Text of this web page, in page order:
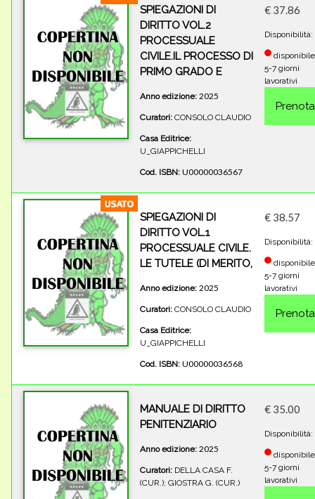
SPIEGAZIONI DI
DIRITTO VOL.2
PROCESSUALE
CIVILE.IL PROCESSO DI
PRIMO GRADO E
Anno edizione: 2025
Curatori: CONSOLO CLAUDIO
Casa Editrice:
U_GIAPPICHELLI
Cod. ISBN: U00000036567
€ 37.86
Disponibilità:
5-7 giorni
lavorativi
SPIEGAZIONI DI
DIRITTO VOL.1
PROCESSUALE CIVILE.
LE TUTELE (DI MERITO,
Anno edizione: 2025
Curatori: CONSOLO CLAUDIO
Casa Editrice:
U_GIAPPICHELLI
Cod. ISBN: U00000036568
€ 38.57
Disponibilità:
5-7 giorni
lavorativi
MANUALE DI DIRITTO
PENITENZIARIO
Anno edizione: 2025
Curatori: DELLA CASA F.
(CUR.); GIOSTRA G. (CUR.)
€ 35.00
Disponibilità:
5-7 giorni
lavorativi